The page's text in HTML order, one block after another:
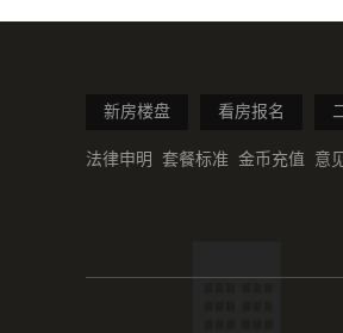
新房楼盘 看房报名
法律申明 套餐标准 金币充值 意